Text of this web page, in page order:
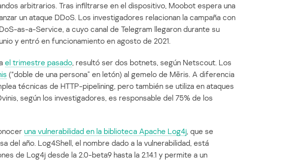
arbitrarios. Tras infiltrarse en el dispositivo, Moobot espera una
un ataque DDoS. Los investigadores relacionan la campaña con
as-a-Service, a cuyo canal de Telegram llegaron durante su
y entró en funcionamiento en agosto de 2021.
el trimestre pasado, resultó ser dos botnets, según Netscout. Los
(“doble de una persona” en letón) al gemelo de Mēris. A diferencia
técnicas de HTTP-pipelining, pero también se utiliza en ataques
según los investigadores, es responsable del 75% de los
una vulnerabilidad en la biblioteca Apache Log4j, que se
del año. Log4Shell, el nombre dado a la vulnerabilidad, está
de Log4j desde la 2.0-beta9 hasta la 2.14.1 y permite a un